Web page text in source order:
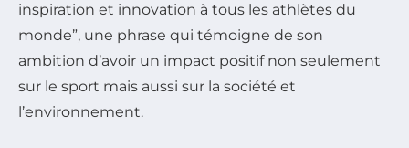
inspiration et innovation à tous les athlètes du
monde”, une phrase qui témoigne de son
ambition d’avoir un impact positif non seulement
sur le sport mais aussi sur la société et
l’environnement.